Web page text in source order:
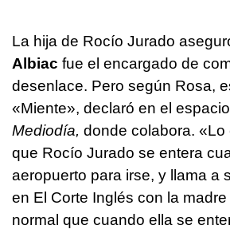
La hija de Rocío Jurado
Albiac fue el encargado de
desenlace. Pero según Rosa,
«Miente», declaró en el espacio
Mediodía, donde colabora. «Lo
que Rocío Jurado se entera
aeropuerto para irse, y llama a
en El Corte Inglés con la
normal que cuando ella se